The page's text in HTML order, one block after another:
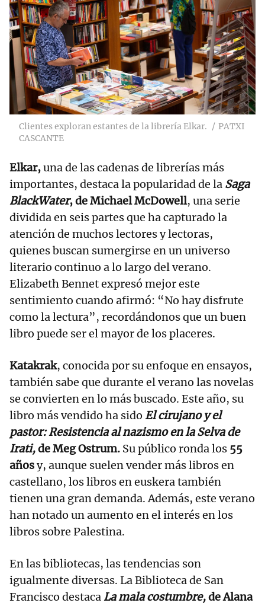
Clientes exploran estantes de la librería Elkar.
PATXI
CASCANTE
Elkar,una de las cadenas de librerías más
importantes, destaca la popularidad de la Saga
BlackWater, de Michael McDowell, una serie
dividida en seis partes que ha capturado la
atención de muchos lectores y lectoras,
quienes buscan sumergirse en un universo
literario continuo a lo largo del verano.
Elizabeth Bennet expresó mejor este
sentimiento cuando afirmó: “No hay disfrute
como la lectura”, recordándonos que un buen
libro puede ser el mayor de los placeres.
Katakrak, conocida por su enfoque en ensayos,
también sabe que durante el verano las novelas
se convierten en lo más buscado. Este año, su
libro más vendido ha sido El cirujano y el
pastor: Resistencia al nazismo en la Selva de
Irati,de Meg Ostrum. Su público ronda los 55
añosy, aunque suelen vender más libros en
castellano, los libros en euskera también
tienen una gran demanda. Además, este verano
han notado un aumento en el interés en los
libros sobre Palestina.
En las bibliotecas, las tendencias son
igualmente diversas. La Biblioteca de San
Francisco destacaLa mala costumbre,de Alana